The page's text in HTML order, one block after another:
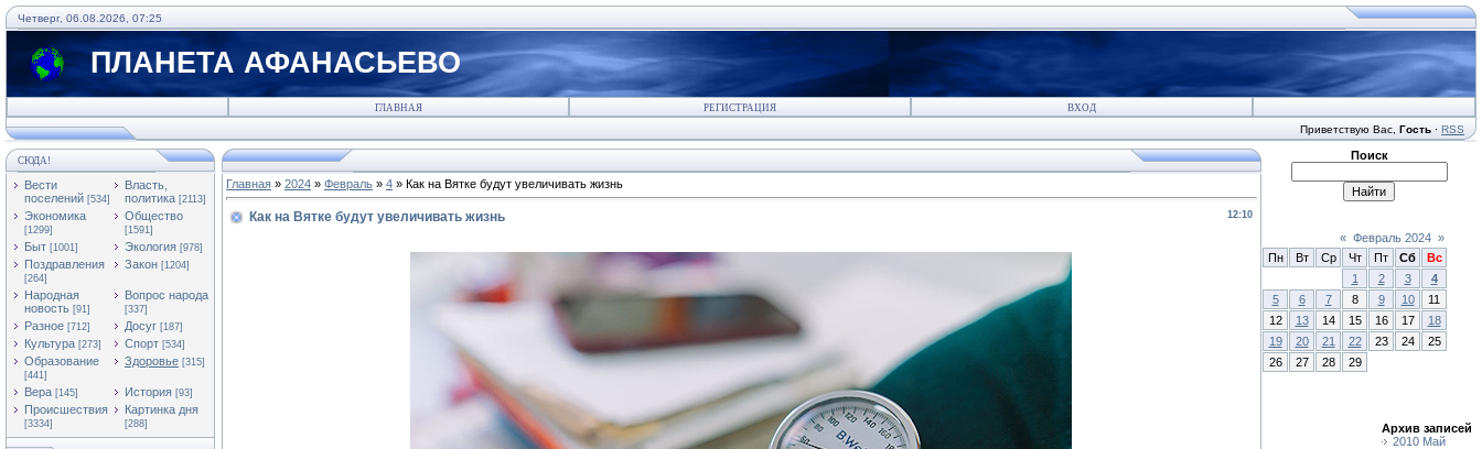
Четверг, 06.08.2026, 07:25
ПЛАНЕТА АФАНАСЬЕВО
ГЛАВНАЯ РЕГИСТРАЦИЯ ВХОД
Приветствую Вас Гость · RSS
СЮДА!
Вести
поселений [534]
Власть,
политика [2113]
Экономика
[1299]
Общество
[1591]
Быт [1001] Экология [978]
Поздравления
[264]
Закон [1204]
Народная
новость [91]
Вопрос народа
[337]
Разное [712] Досуг [187]
Культура [273] Спорт [534]
Образование
[441]
Здоровье [315]
Вера [145] История [93]
Происшествия
[3334]
Картинка дня
[288]
Главная » 2024 » Февраль » 4 » Как на Вятке будут увеличивать жизнь
12:10
Как на Вятке будут увеличивать жизнь
Поиск
« Февраль 2024 »
Пн
Вт Ср Чт Пт Сб
Вс
1
2 3
4
5
6 7 8 9 10
11
12
13 14 15 16 17
18
19
20 21 22 23 24
25
26
27 28 29
Архив записей
2010 Май